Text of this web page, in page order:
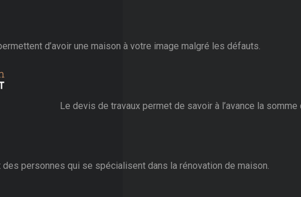
d’avoir une maison à votre image malgré les défauts.
Le devis de travaux permet de savoir à l’avance la
personnes qui se spécialisent dans la rénovation de maison.